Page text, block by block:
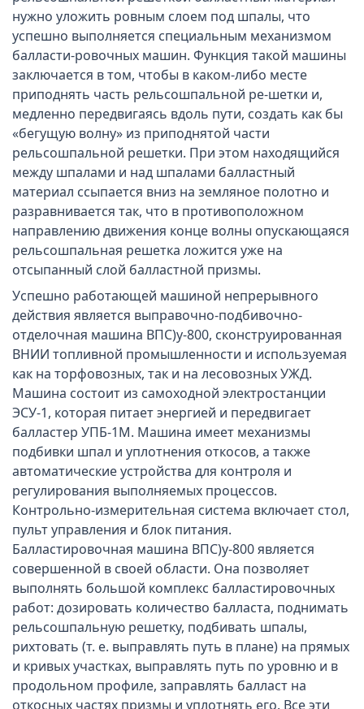
нужно уложить ровным слоем под шпалы, что
успешно выполняется специальным механизмом
балласти-ровочных машин. Функция такой машины
заключается в том, чтобы в каком-либо месте
приподнять часть рельсошпальной ре-шетки и,
медленно передвигаясь вдоль пути, создать как бы
«бегущую волну» из приподнятой части
рельсошпальной решетки. При этом находящийся
между шпалами и над шпалами балластный
материал ссыпается вниз на земляное полотно и
разравнивается так, что в противоположном
направлению движения конце волны опускающаяся
рельсошпальная решетка ложится уже на
отсыпанный слой балластной призмы.
Успешно работающей машиной непрерывного
действия является выправочно-подбивочно-
отделочная машина ВПС)у-800, сконструированная
ВНИИ топливной промышленности и используемая
как на торфовозных, так и на лесовозных УЖД.
Машина состоит из самоходной электростанции
ЭСУ-1, которая питает энергией и передвигает
балластер УПБ-1М. Машина имеет механизмы
подбивки шпал и уплотнения откосов, а также
автоматические устройства для контроля и
регулирования выполняемых процессов.
Контрольно-измерительная система включает стол,
пульт управления и блок питания.
Балластировочная машина ВПС)у-800 является
совершенной в своей области. Она позволяет
выполнять большой комплекс балластировочных
работ: дозировать количество балласта, поднимать
рельсошпальную решетку, подбивать шпалы,
рихтовать (т. е. выправлять путь в плане) на прямых
и кривых участках, выправлять путь по уровню и в
продольном профиле, заправлять балласт на
откосных частях призмы и уплотнять его. Все эти